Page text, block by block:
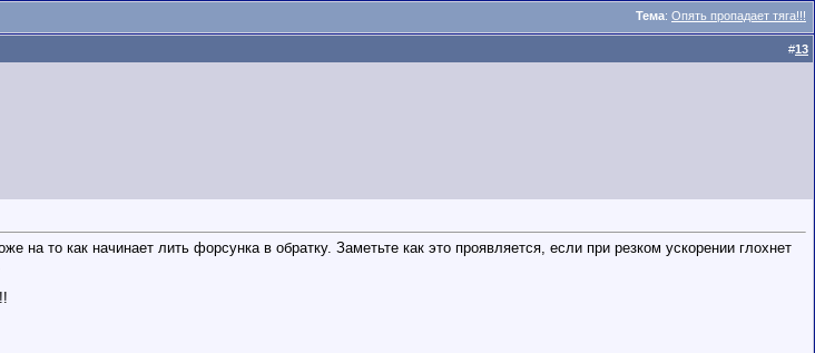
Тема: Опять пропадает тяга!!!
#13
на то как начинает лить форсунка в обратку. Заметьте как это проявляется, если при резком ускорении глохнет